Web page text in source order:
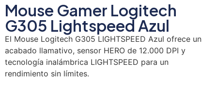
Mouse Gamer Logitech
G305 Lightspeed Azul
El Mouse Logitech G305 LIGHTSPEED Azul ofrece un
acabado llamativo, sensor HERO de 12.000 DPI y
tecnología inalámbrica LIGHTSPEED para un
rendimiento sin límites.